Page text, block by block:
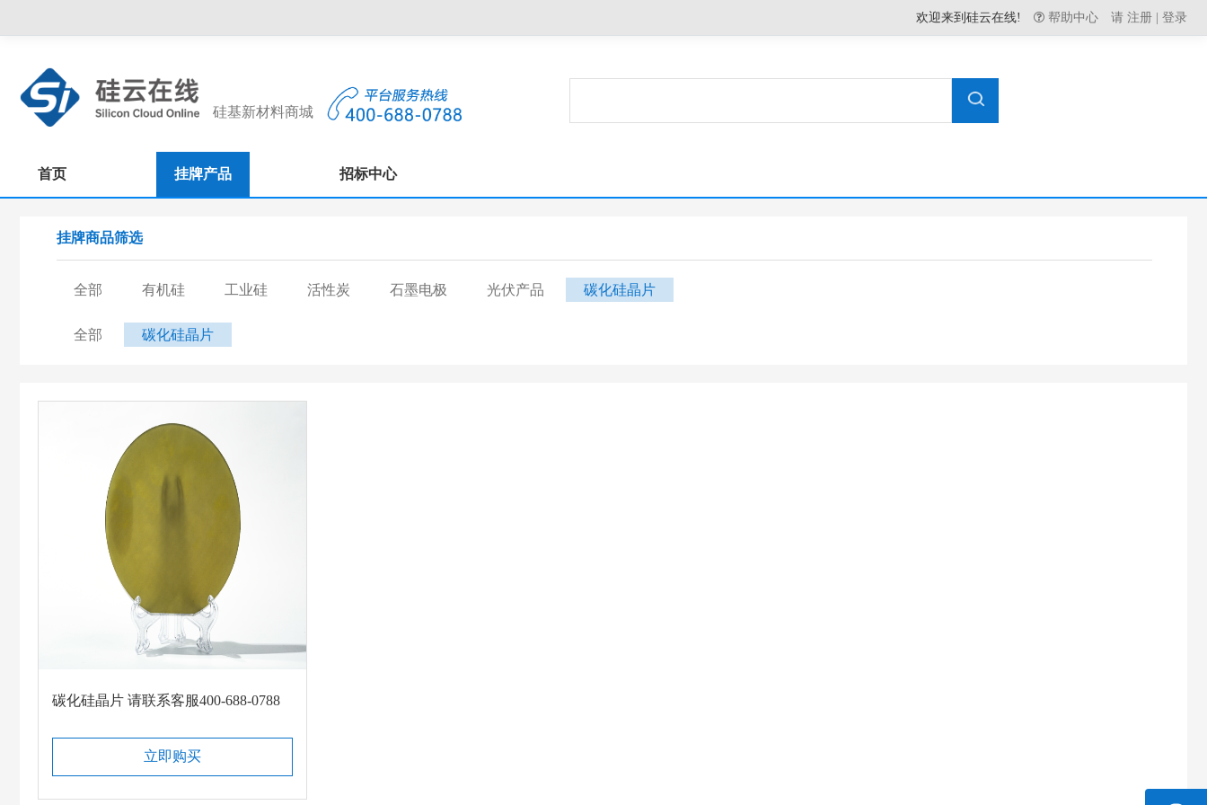
欢迎来到硅云在线! 帮助中心 请 注册 | 登录
硅基新材料商城
首页 挂牌产品 招标中心
挂牌商品筛选
全部 有机硅 工业硅 活性炭 石墨电极 光伏产品 碳化硅晶片
全部 碳化硅晶片
碳化硅晶片 请联系客服400-688-0788
立即购买